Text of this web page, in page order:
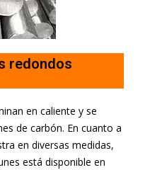
redondos
en caliente y se
de carbón. En cuanto a
en diversas medidas,
está disponible en